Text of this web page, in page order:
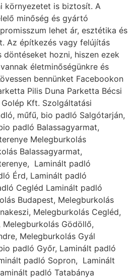
környezetet is biztosít. A
minőség és gyártó
lehet ár, esztétika és
Az építkezés vagy felújítás
döntéseket hozni, hiszen ezek
életminőségünkre és
bennünket Facebookon
Pilis Duna Parketta Bécsi
Kft. Szolgáltatási
műfű, bio padló Salgótarján,
padló Balassagyarmat,
Melegburkolás
Balassagyarmat,
Laminált padló
Érd, Laminált padló
Cegléd Laminált padló
Budapest, Melegburkolás
Melegburkolás Cegléd,
Melegburkolás Gödöllő,
Melegburkolás Gyál
padló Győr, Laminált padló
padló Sopron, Laminált
padló Tatabánya